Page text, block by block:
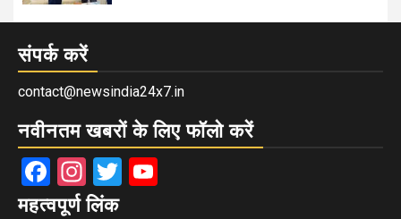
संपर्क करें
contact@newsindia24x7.in
नवीनतम खबरों के लिए फॉलो करें
Facebook
Instagram
Twitter
महत्वपूर्ण लिंक